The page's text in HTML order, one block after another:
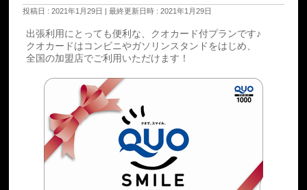
投稿日 : 2021年1月29日 最終更新日時 : 2021年1月29日
出張利用にとっても便利な、クオカード付プランです♪
クオカードはコンビニやガソリンスタンドをはじめ、
全国の加盟店でご利用いただけます！